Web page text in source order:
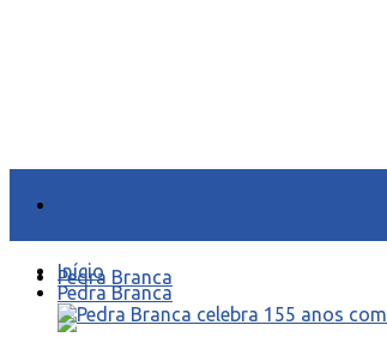
Pedra Branca
Início
Pedra Branca